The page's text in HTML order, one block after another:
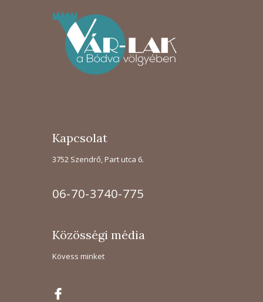
Kapcsolat
3752 Szendrő, Part utca 6.
06-70-3740-775
Közösségi média
Kövess minket